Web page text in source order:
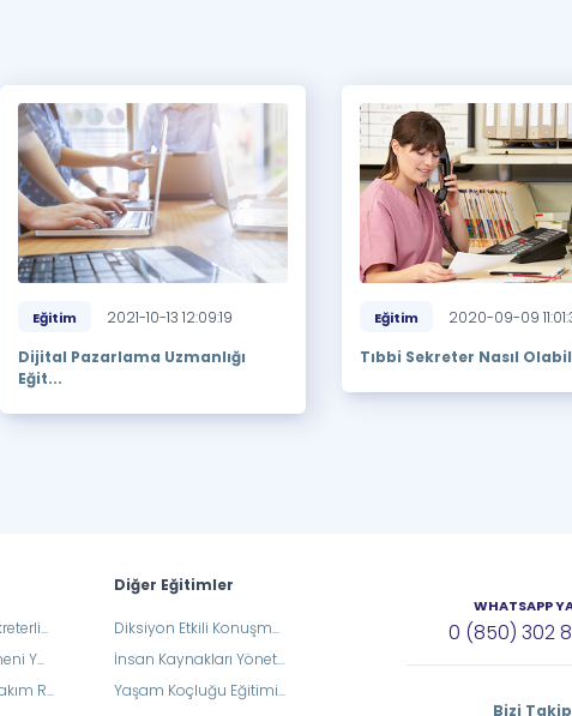
Eğitim
2021-10-13 12:09:19
Dijital Pazarlama Uzmanlığı
Eğit...
Eğitim
2020-09-09
Tıbbi Sekreter Nasıl
Y...
R...
Diğer Eğitimler
Diksiyon Etkili Konuşm...
İnsan Kaynakları Yönet...
Yaşam Koçluğu Eğitimi...
WHATSAPP
0 (850) 302
Bizi